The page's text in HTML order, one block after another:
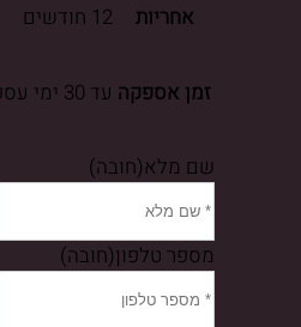
אחריות
12 חודשים
זמן אספקה עד 30 ימי עסקים
שם מלא(חובה)
מספר טלפון(חובה)